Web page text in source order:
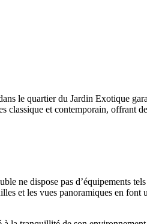
le quartier du Jardin Exotique
et contemporain, offrant
ne dispose pas d’équipements
et les vues panoramiques en